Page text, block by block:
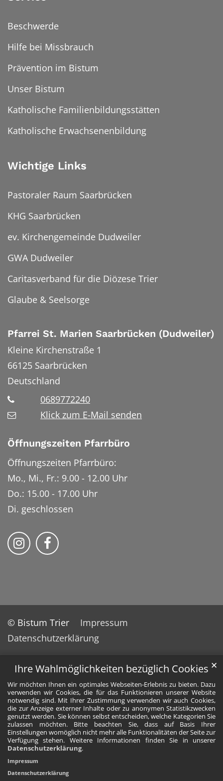
Ihre Wahlmöglichkeiten bezüglich Cookies
Wir möchten Ihnen ein optimales Webseiten-Erlebnis zu bieten. Dazu
verwenden wir Cookies, die für das Funktionieren unserer Website
notwendig sind. Mit Ihrer Zustimmung verwenden wir auch Cookies,
die zur Anzeige externer Inhalte oder zu anonymen Statistikzwecken
genutzt werden. Sie können selbst entscheiden, welche Kategorien Sie
zulassen möchten. Bitte beachten Sie, dass auf Basis Ihrer
Einstellungen womöglich nicht mehr alle Funktionalitäten der Seite zur
Verfügung stehen. Weitere Informationen finden Sie in unserer
Datenschutzerklärung.
✕
Impressum
Datenschutzerklärung
Beschwerde
Hilfe bei Missbrauch
Prävention im Bistum
Unser Bistum
Katholische Familienbildungsstätten
Katholische Erwachsenenbildung
Wichtige Links
Pastoraler Raum Saarbrücken
KHG Saarbrücken
ev. Kirchengemeinde Dudweiler
GWA Dudweiler
Caritasverband für die Diözese Trier
Glaube & Seelsorge
Pfarrei St. Marien Saarbrücken (Dudweiler)
Kleine Kirchenstraße 1
66125 Saarbrücken
Deutschland
0689772240
Klick zum E-Mail senden
Öffnungszeiten Pfarrbüro
Öffnungszeiten Pfarrbüro:
Mo., Mi., Fr.: 9.00 - 12.00 Uhr
Do.: 15.00 - 17.00 Uhr
Di. geschlossen
Bistum Trier auf Instragram
Bistum Trier auf Facebook
© Bistum Trier
Impressum
Datenschutzerklärung